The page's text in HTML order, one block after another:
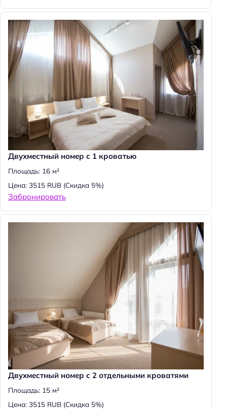
Двухместный номер с 1 кроватью
Площадь: 16 м²
Цена: 3515 RUB (Скидка 5%)
Забронировать
Двухместный номер с 2 отдельными кроватями
Площадь: 15 м²
Цена: 3515 RUB (Скидка 5%)
а
й